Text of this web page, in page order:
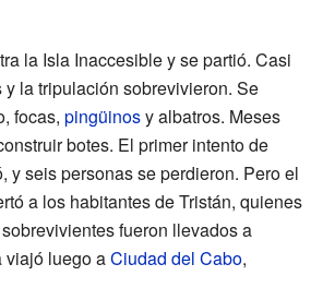
la Isla Inaccesible y se partió. Casi
la tripulación sobrevivieron. Se
focas, pingüinosy albatros. Meses
botes. El primer intento de
y seis personas se perdieron. Pero el
a los habitantes de Tristán, quienes
fueron llevados a
viajó luego aCiudad del Cabo,